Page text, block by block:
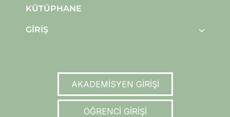
KÜTÜPHANE
GIRIŞ
AKADEMİSYEN GİRİŞİ
ÖĞRENCİ GİRİŞİ